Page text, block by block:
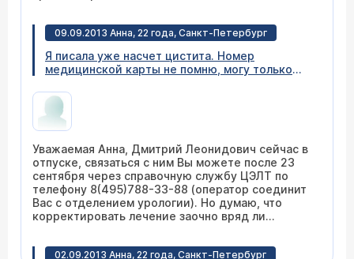
09.09.2013 Анна, 22 года, Санкт-Петербург
Я писала уже насчет цистита. Номер
медицинской карты не помню, могу только
Дмитрий Леонидович. Он только поставил
диагноз на основании УЗИ и анализов, также
выписал Фитолизин. Палин и Канефрон мне
бакпосева в больнице #15. Телефона вашего
врача у меня нет, очно обратиться не могу, т.к.
переехала жить в Санкт-Петербург.
Уважаемая Анна, Дмитрий Леонидович сейчас в
отпуске, связаться с ним Вы можете после 23
сентября через справочную службу ЦЭЛТ по
телефону 8(495)788-33-88 (оператор соединит
Вас с отделением урологии). Но думаю, что
корректировать лечение заочно вряд ли
02.09.2013 Анна, 22 года, Санкт-Петербург